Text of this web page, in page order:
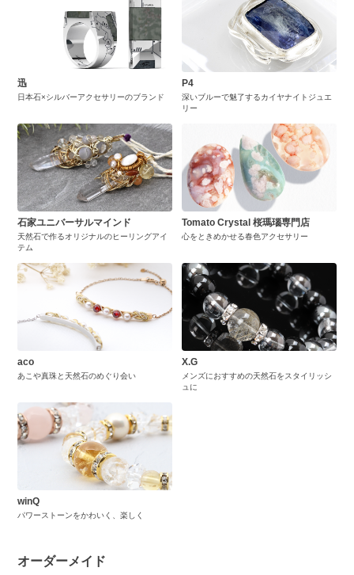
迅
日本石×シルバーアクセサリーのブランド
P4
深いブルーで魅了するカイヤナイトジュエ
リー
石家ユニバーサルマインド
天然石で作るオリジナルのヒーリングアイ
テム
Tomato Crystal 桜瑪瑙専門店
心をときめかせる春色アクセサリー
aco
あこや真珠と天然石のめぐり会い
X.G
メンズにおすすめの天然石をスタイリッシ
ュに
winQ
パワーストーンをかわいく、楽しく
オーダーメイド